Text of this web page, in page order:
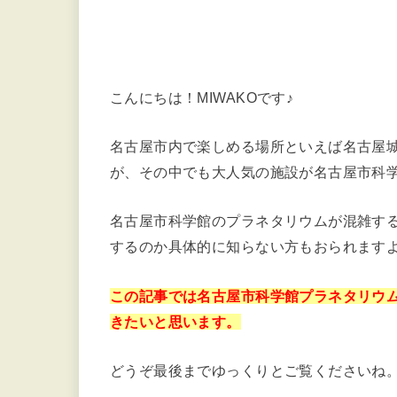
こんにちは！MIWAKOです♪
名古屋市内で楽しめる場所といえば名古屋
が、その中でも大人気の施設が名古屋市科
名古屋市科学館のプラネタリウムが混雑す
するのか具体的に知らない方もおられます
この記事では名古屋市科学館プラネタリウ
きたいと思います。
どうぞ最後までゆっくりとご覧くださいね